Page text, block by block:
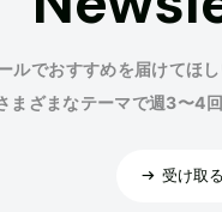
ールでおすすめを届けてほ
まざまなテーマで週3〜4
受け取る